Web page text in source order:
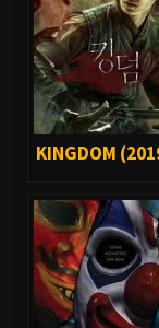
KINGDOM